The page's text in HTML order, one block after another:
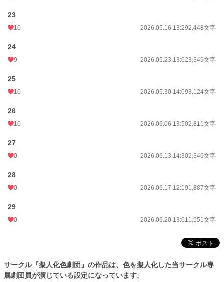
23
10 2026.05.16 13:292,448文字
24
9 2026.05.23 13:023,349文字
25
10 2026.05.30 14:093,124文字
26
10 2026.06.06 13:502,811文字
27
0 2026.06.13 14:302,346文字
28
0 2026.06.17 12:191,887文字
29
0 2026.06.20 13:011,951文字
サークル『擬人化色劇団』の作品は、色を擬人化した当サークル専
属劇団員が演じている設定になっています。